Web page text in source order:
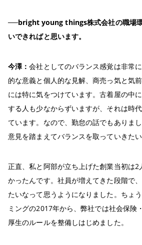
──bright young things株式会社の職場
いできればと思います。
今澤：会社としてのバランス感覚は非常
的な意義と個人的な見解、商売っ気と気
には特に気をつけています。古着屋の中
する人も少なからずいますが、それは時
ています。なので、勤怠の話でもありま
意見を踏まえてバランスを取っていきたい
正直、私と阿部が立ち上げた創業当初は2
かったんです。社員が増えてきた段階で
たいなって思うようになりました。ちょ
ミングの2017年から、弊社では社会保険
厚生のルールを整備しはじめました。